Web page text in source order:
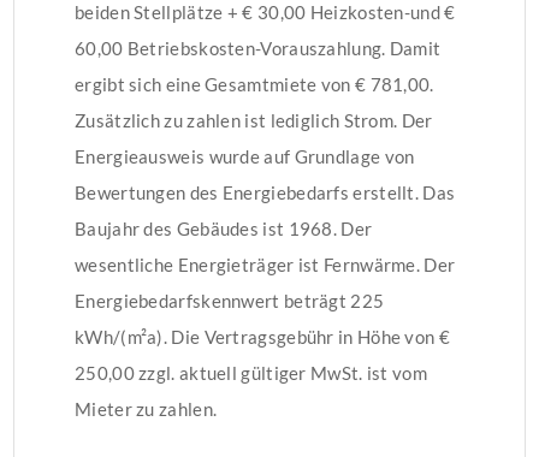
beiden Stellplätze + € 30,00 Heizkosten-und €
60,00 Betriebskosten-Vorauszahlung. Damit
ergibt sich eine Gesamtmiete von € 781,00.
Zusätzlich zu zahlen ist lediglich Strom. Der
Energieausweis wurde auf Grundlage von
Bewertungen des Energiebedarfs erstellt. Das
Baujahr des Gebäudes ist 1968. Der
wesentliche Energieträger ist Fernwärme. Der
Energiebedarfskennwert beträgt 225
kWh/(m²a). Die Vertragsgebühr in Höhe von €
250,00 zzgl. aktuell gültiger MwSt. ist vom
Mieter zu zahlen.